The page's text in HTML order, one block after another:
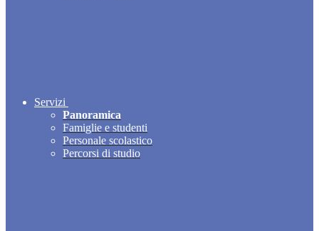
Servizi
Panoramica
Famiglie e studenti
Personale scolastico
Percorsi di studio